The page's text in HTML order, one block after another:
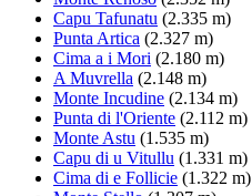
Capu Tafunatu (2.335 m)
Punta Artica (2.327 m)
Cima a i Mori (2.180 m)
A Muvrella (2.148 m)
Monte Incudine (2.134 m)
Punta di l'Oriente (2.112 m)
Monte Astu (1.535 m)
Capu di u Vitullu (1.331 m)
Cima di e Follicie (1.322 m)